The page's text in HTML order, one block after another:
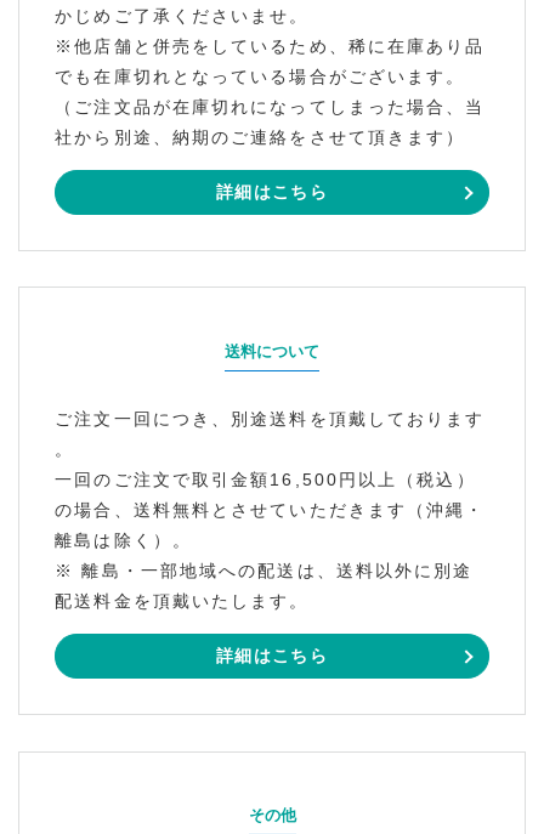
かじめご了承くださいませ。
※他店舗と併売をしているため、稀に在庫あり品
でも在庫切れとなっている場合がございます。
（ご注文品が在庫切れになってしまった場合、当
社から別途、納期のご連絡をさせて頂きます）
詳細はこちら
送料について
ご注文一回につき、別途送料を頂戴しております
。
一回のご注文で取引金額16,500円以上（税込）
の場合、送料無料とさせていただきます（沖縄・
離島は除く）。
※ 離島・一部地域への配送は、送料以外に別途
配送料金を頂戴いたします。
詳細はこちら
その他